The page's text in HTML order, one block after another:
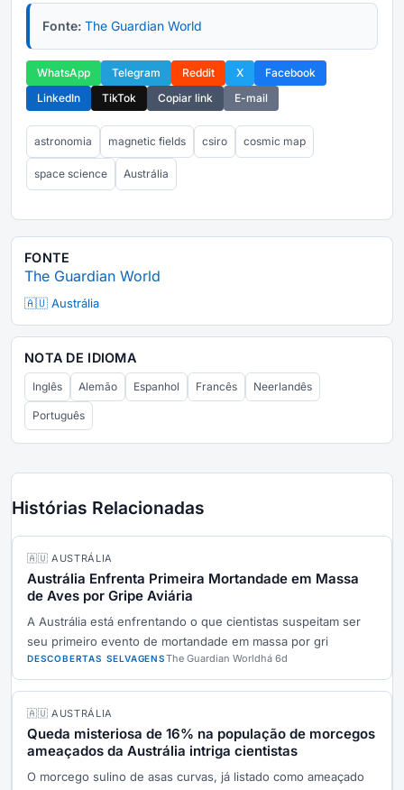
Fonte: The Guardian World
WhatsApp Telegram Reddit X
Facebook
LinkedIn
TikTok Copiar link E-mail
astronomia magnetic fields csiro cosmic map
space science Austrália
FONTE
The Guardian World
🇦🇺 Austrália
NOTA DE IDIOMA
Inglês Alemão Espanhol Francês Neerlandês
Português
Histórias Relacionadas
🇦🇺 AUSTRÁLIA
Austrália Enfrenta Primeira Mortandade em Massa
de Aves por Gripe Aviária
A Austrália está enfrentando o que cientistas suspeitam ser
seu primeiro evento de mortandade em massa por gri
DESCOBERTAS SELVAGENSThe Guardian Worldhá 6d
🇦🇺 AUSTRÁLIA
Queda misteriosa de 16% na população de morcegos
ameaçados da Austrália intriga cientistas
O morcego sulino de asas curvas, já listado como ameaçado